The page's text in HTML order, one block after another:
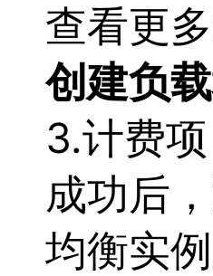
查看更
创建负载
3.计费项
成功后
均衡实例